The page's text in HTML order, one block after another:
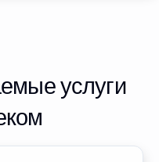
услуги